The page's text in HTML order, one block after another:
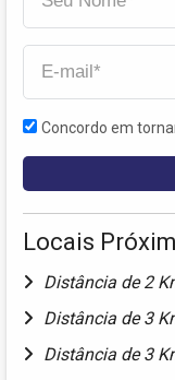
Concordo em
Locais
Distância de 2
Distância de 3
Distância de 3